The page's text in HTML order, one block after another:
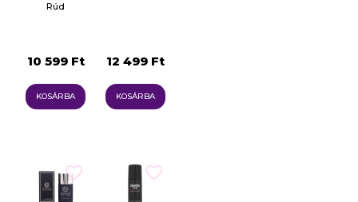
Rúd
10 599 Ft
KOSÁRBA
12 499 Ft
KOSÁRBA
Create wishlist